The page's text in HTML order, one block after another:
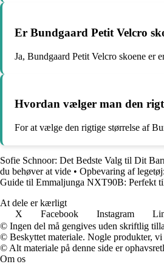
Er Bundgaard Petit Velcro
Ja, Bundgaard Petit Velcro skoene er
Hvordan vælger man den
For at vælge den rigtige størrelse af
Sofie Schnoor: Det Bedste Valg til Dit
du behøver at vide • Opbevaring af
Guide til Emmaljunga NXT90B: Perfekt
At dele er kærligt
X
Facebook Instagram
© Ingen del må gengives uden skriftlig
© Beskyttet materiale. Nogle produkter, vi
© Alt materiale på denne side er
Om os